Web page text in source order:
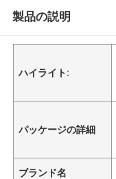
製品の説明
ハイライト:
パッケージの詳細
ブランド名